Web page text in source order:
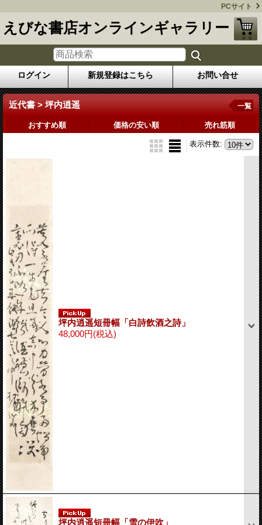
PCサイト
えびな書店オンラインギャラリー
ログイン 新規登録はこちら お問い合せ
近代書 > 坪内逍遥 一覧
おすすめ順 価格の安い順 売れ筋順
表示件数:
坪内逍遥短冊幅「白詩飲酒之詩」
48,000円(税込)
坪内逍遥短冊幅「雪の伊吹」